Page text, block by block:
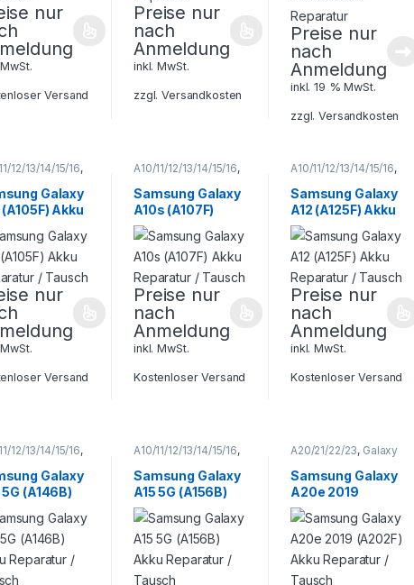
nur
Versand
Preise nur
nach
Anmeldung
inkl. MwSt.
zzgl.Versandkosten
Preise nur
nach
Anmeldung
inkl. 19 % MwSt.
zzgl.Versandkosten
12/13/14/15/16,
,
Galaxy
(A105F) Akku
/
nur
Versand
A10/11/12/13/14/15/16,
Samsung,
Smartphone
Reparatur
Samsung Galaxy
A10s (A107F)
Akku Reparatur /
Tausch
Preise nur
nach
Anmeldung
inkl. MwSt.
Kostenloser Versand
A10/11/12/13/14/15/16,
Samsung,
Smartphone
Reparatur
Samsung Galaxy
A12 (A125F) Akku
Reparatur /
Tausch
Preise nur
nach
Anmeldung
inkl. MwSt.
Kostenloser Versand
12/13/14/15/16,
,
Galaxy
5G (A146B)
Reparatur /
A10/11/12/13/14/15/16,
Samsung,
Smartphone
Reparatur
Samsung Galaxy
A15 5G (A156B)
Akku Reparatur /
Tausch
A20/21/22/23, Galaxy
Smartphone
Reparatur
Samsung Galaxy
A20e 2019
(A202F) Akku
Reparatur /
Tausch